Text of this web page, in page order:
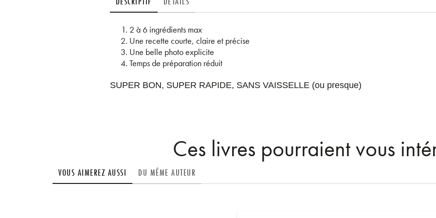
2 à 6 ingrédients max
Une recette courte, claire et précise
Une belle photo explicite
Temps de préparation réduit
SUPER BON, SUPER RAPIDE, SANS VAISSELLE (ou presque)
Ces livres pourraient vous
VOUS AIMEREZ AUSSI DU MÊME AUTEUR